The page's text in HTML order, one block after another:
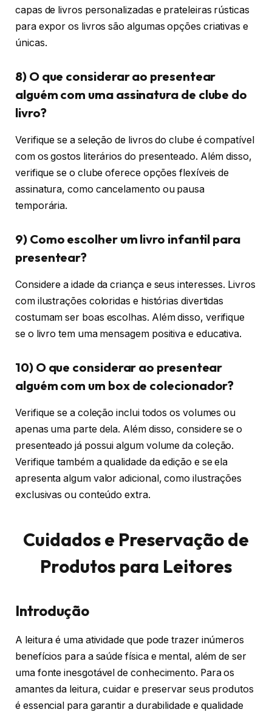
capas de livros personalizadas e prateleiras rústicas
para expor os livros são algumas opções criativas e
únicas.
8) O que considerar ao presentear
alguém com uma assinatura de clube do
livro?
Verifique se a seleção de livros do clube é compatível
com os gostos literários do presenteado. Além disso,
verifique se o clube oferece opções flexíveis de
assinatura, como cancelamento ou pausa
temporária.
9) Como escolher um livro infantil para
presentear?
Considere a idade da criança e seus interesses. Livros
com ilustrações coloridas e histórias divertidas
costumam ser boas escolhas. Além disso, verifique
se o livro tem uma mensagem positiva e educativa.
10) O que considerar ao presentear
alguém com um box de colecionador?
Verifique se a coleção inclui todos os volumes ou
apenas uma parte dela. Além disso, considere se o
presenteado já possui algum volume da coleção.
Verifique também a qualidade da edição e se ela
apresenta algum valor adicional, como ilustrações
exclusivas ou conteúdo extra.
Cuidados e Preservação de
Produtos para Leitores
Introdução
A leitura é uma atividade que pode trazer inúmeros
benefícios para a saúde física e mental, além de ser
uma fonte inesgotável de conhecimento. Para os
amantes da leitura, cuidar e preservar seus produtos
é essencial para garantir a durabilidade e qualidade